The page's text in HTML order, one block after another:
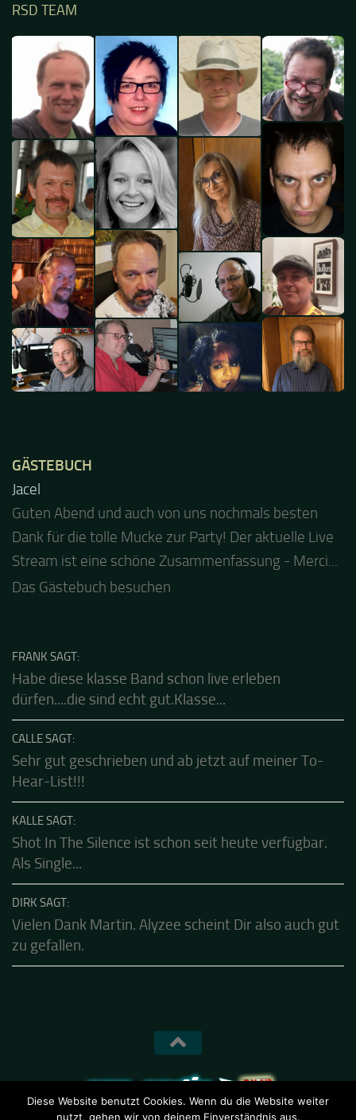
RSD TEAM
GÄSTEBUCH
Jacel
Guten Abend und auch von uns nochmals besten
Dank für die tolle Mucke zur Party! Der aktuelle Live
Stream ist eine schöne Zusammenfassung - Merci...
Das Gästebuch besuchen
FRANK SAGT:
Habe diese klasse Band schon live erleben
dürfen....die sind echt gut.Klasse...
CALLE SAGT:
Sehr gut geschrieben und ab jetzt auf meiner To-
Hear-List!!!
KALLE SAGT:
Shot In The Silence ist schon seit heute verfügbar.
Als Single...
DIRK SAGT:
Vielen Dank Martin. Alyzee scheint Dir also auch gut
zu gefallen.
Diese Website benutzt Cookies. Wenn du die Website weiter
nutzt, gehen wir von deinem Einverständnis aus.